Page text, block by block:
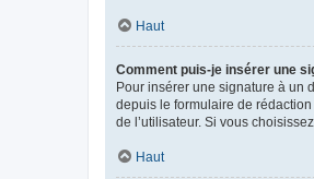
Haut
Comment puis-je insérer une
Pour insérer une signature à un
depuis le formulaire de
de l’utilisateur. Si vous
Haut